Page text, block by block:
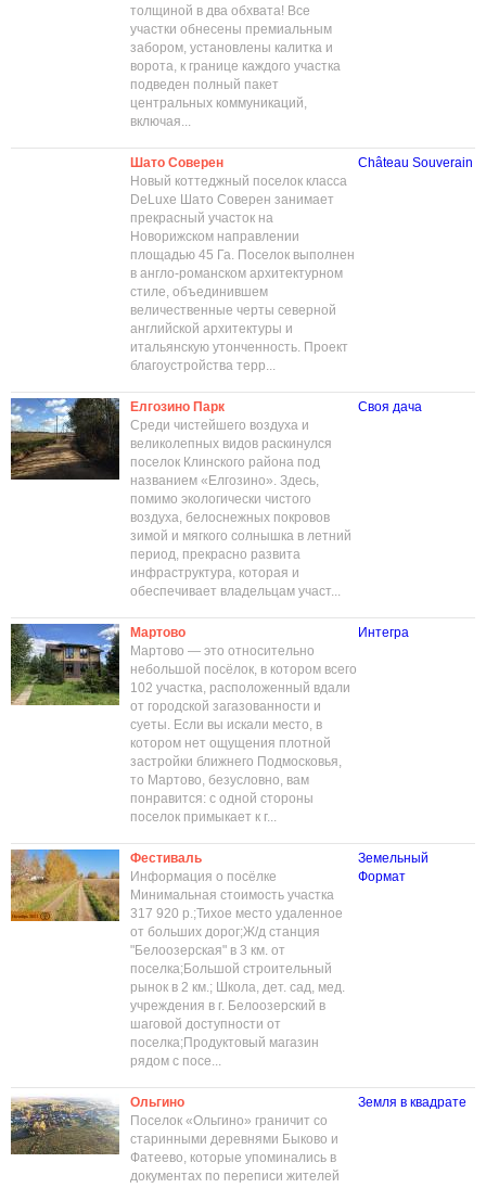
толщиной в два обхвата! Все
участки обнесены премиальным
забором, установлены калитка и
ворота, к границе каждого участка
подведен полный пакет
центральных коммуникаций,
включая...
Шато Соверен
Новый коттеджный поселок класса
DeLuxe Шато Соверен занимает
прекрасный участок на
Новорижском направлении
площадью 45 Га. Поселок выполнен
в англо-романском архитектурном
стиле, объединившем
величественные черты северной
английской архитектуры и
итальянскую утонченность. Проект
благоустройства терр...
Château Souverain
Елгозино Парк
Среди чистейшего воздуха и
великолепных видов раскинулся
поселок Клинского района под
названием «Елгозино». Здесь,
помимо экологически чистого
воздуха, белоснежных покровов
зимой и мягкого солнышка в летний
период, прекрасно развита
инфраструктура, которая и
обеспечивает владельцам участ...
Своя дача
Мартово
Мартово — это относительно
небольшой посёлок, в котором всего
102 участка, расположенный вдали
от городской загазованности и
суеты. Если вы искали место, в
котором нет ощущения плотной
застройки ближнего Подмосковья,
то Мартово, безусловно, вам
понравится: с одной стороны
поселок примыкает к г...
Интегра
Фестиваль
Информация о посёлке
Минимальная стоимость участка
317 920 р.;Тихое место удаленное
от больших дорог;Ж/д станция
"Белоозерская" в 3 км. от
поселка;Большой строительный
рынок в 2 км.; Школа, дет. сад, мед.
учреждения в г. Белоозерский в
шаговой доступности от
поселка;Продуктовый магазин
рядом с посе...
Земельный
Формат
Ольгино
Поселок «Ольгино» граничит со
старинными деревнями Быково и
Фатеево, которые упоминались в
документах по переписи жителей
Земля в квадрате